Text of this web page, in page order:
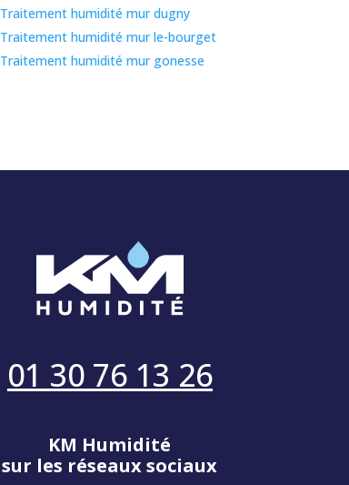
Traitement humidité mur dugny
Traitement humidité mur le-bourget
Traitement humidité mur gonesse
01 30 76 13 26
KM Humidité
sur les réseaux sociaux